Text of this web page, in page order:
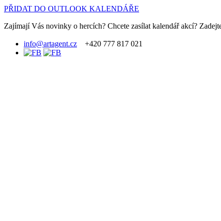
PŘIDAT DO OUTLOOK KALENDÁŘE
Zajímají Vás novinky o hercích? Chcete zasílat kalendář akcí?
info@artagent.cz +420 777 817 021